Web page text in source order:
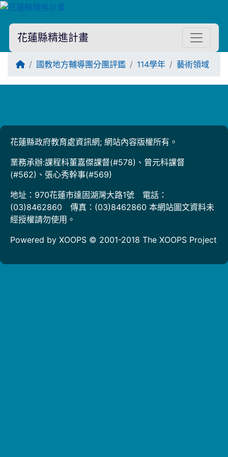
花蓮縣精進計畫
回首頁國教地方輔導團分團評鑑 114學年 藝術領域
花蓮縣政府教育處資訊網; 網站內容版權所有。
業務承辦:課程科董嘉傑課督(#578)、曾元科課督
(#562)、張心秀幹事(#569)
地址：970花蓮市達固湖灣大路1號 電話：
(03)8462860 傳真：(03)8462860 本網站圖文資料未
經授權請勿使用。
Powered by XOOPS © 2001-2018 The XOOPS Project